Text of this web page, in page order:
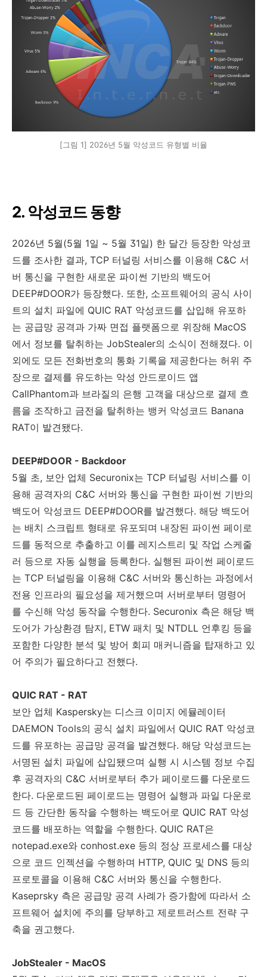
[그림 1] 2026년 5월 악성코드 유형별 비율
2. 악성코드 동향
2026년 5월(5월 1일 ~ 5월 31일) 한 달간 등장한 악성코
드를 조사한 결과, TCP 터널링 서비스를 이용해 C&C 서
버 통신을 구현한 새로운 파이썬 기반의 백도어
DEEP#DOOR가 등장했다. 또한, 소프트웨어의 공식 사이
트의 설치 파일에 QUIC RAT 악성코드를 삽입해 유포하
는 공급망 공격과 가짜 면접 플랫폼으로 위장해 MacOS
에서 정보를 탈취하는 JobStealer의 소식이 전해졌다. 이
외에도 모든 전화번호의 통화 기록을 제공한다는 허위 주
장으로 결제를 유도하는 악성 안드로이드 앱
CallPhantom과 브라질의 은행 고객을 대상으로 결제 흐
름을 조작하고 금전을 탈취하는 뱅커 악성코드 Banana
RAT이 발견됐다.
DEEP#DOOR - Backdoor
5월 초, 보안 업체 Securonix는 TCP 터널링 서비스를 이
용해 공격자의 C&C 서버와 통신을 구현한 파이썬 기반의
백도어 악성코드 DEEP#DOOR를 발견했다. 해당 백도어
는 배치 스크립트 형태로 유포되며 내장된 파이썬 페이로
드를 동적으로 추출하고 이를 레지스트리 및 작업 스케줄
러 등으로 자동 실행을 등록한다. 실행된 파이썬 페이로드
는 TCP 터널링을 이용해 C&C 서버와 통신하는 과정에서
전용 인프라의 필요성을 제거했으며 서버로부터 명령어
를 수신해 악성 동작을 수행한다. Securonix 측은 해당 백
도어가 가상환경 탐지, ETW 패치 및 NTDLL 언후킹 등을
포함한 다양한 분석 및 방어 회피 매커니즘을 탑재하고 있
어 주의가 필요하다고 전했다.
QUIC RAT - RAT
보안 업체 Kaspersky는 디스크 이미지 에뮬레이터
DAEMON Tools의 공식 설치 파일에서 QUIC RAT 악성코
드를 유포하는 공급망 공격을 발견했다. 해당 악성코드는
서명된 설치 파일에 삽입됐으며 실행 시 시스템 정보 수집
후 공격자의 C&C 서버로부터 추가 페이로드를 다운로드
한다. 다운로드된 페이로드는 명령어 실행과 파일 다운로
드 등 간단한 동작을 수행하는 백도어로 QUIC RAT 악성
코드를 배포하는 역할을 수행한다. QUIC RAT은
notepad.exe와 conhost.exe 등의 정상 프로세스를 대상
으로 코드 인젝션을 수행하며 HTTP, QUIC 및 DNS 등의
프로토콜을 이용해 C&C 서버와 통신을 수행한다.
Kaseprsky 측은 공급망 공격 사례가 증가함에 따라서 소
프트웨어 설치에 주의를 당부하고 제로트러스트 전략 구
축을 권고했다.
JobStealer - MacOS